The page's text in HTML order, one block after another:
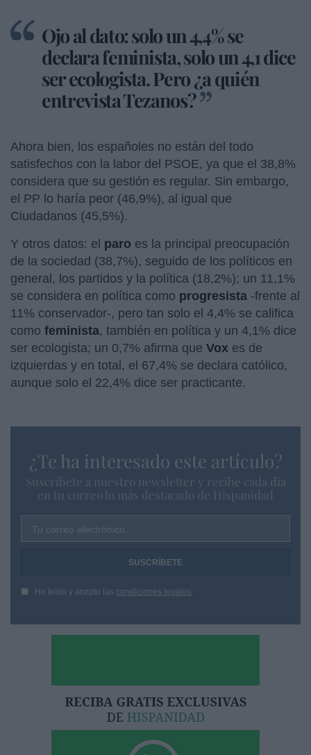
Ojo al dato: solo un 4,4% se
declara feminista, solo un 4,1 dice
ser ecologista. Pero ¿a quién
entrevista Tezanos?
Ahora bien, los españoles no están del todo
satisfechos con la labor del PSOE, ya que el 38,8%
considera que su gestión es regular. Sin embargo,
el PP lo haría peor (46,9%), al igual que
Ciudadanos (45,5%).
Y otros datos: el paro es la principal preocupación
de la sociedad (38,7%), seguido de los políticos en
general, los partidos y la política (18,2%); un 11,1%
se considera en política como progresista -frente al
11% conservador-, pero tan solo el 4,4% se califica
como feminista, también en política y un 4,1% dice
ser ecologista; un 0,7% afirma que Vox es de
izquierdas y en total, el 67,4% se declara católico,
aunque solo el 22,4% dice ser practicante.
¿Te ha interesado este artículo?
Suscríbete a nuestro newsletter y recibe cada dia
en tu correo lo más destacado de Hispanidad
Tu correo electrónico...
He leído y acepto las condiciones legales